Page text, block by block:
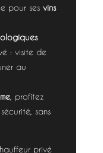
pour ses vins
: visite de
au
, profitez
sans
privé